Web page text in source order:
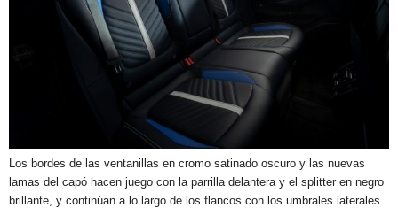
Los bordes de las ventanillas en cromo satinado oscuro y las nuevas
lamas del capó hacen juego con la parrilla delantera y el splitter en negro
brillante, y continúan a lo largo de los flancos con los umbrales laterales